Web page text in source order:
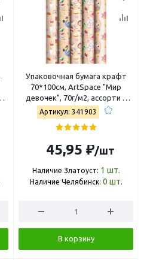
Упаковочная бумага крафт
70*100см, ArtSpace "Мир
девочек", 70г/м2, ассорти 5
дизайнов К100_46612
Артикул: 341903
45,95 ₽/шт
Наличие Златоуст: 1 шт.
Наличие Челябинск: 0 шт.
В корзину